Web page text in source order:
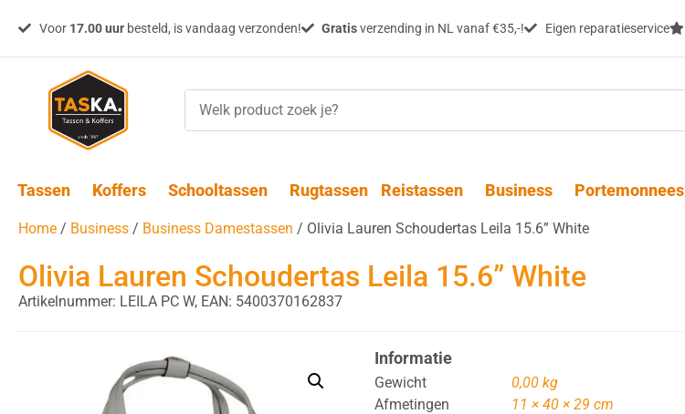
Voor 17.00 uurbesteld, is vandaag verzonden! Gratisverzending in NL vanaf €35,-! Eigen reparatieservice
Tassen Koffers Schooltassen Rugtassen Reistassen Business Portemonnees
Home / Business / Business Damestassen / Olivia Lauren Schoudertas Leila 15.6” White
Olivia Lauren Schoudertas Leila 15.6” White
Artikelnummer: LEILA PC W, EAN: 5400370162837
Informatie
Gewicht
0,00 kg
Afmetingen
11 × 40 × 29 cm